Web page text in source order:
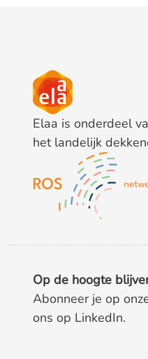
Elaa is onderdeel
het landelijk
Op de hoogte
Abonneer je op
ons op LinkedIn.